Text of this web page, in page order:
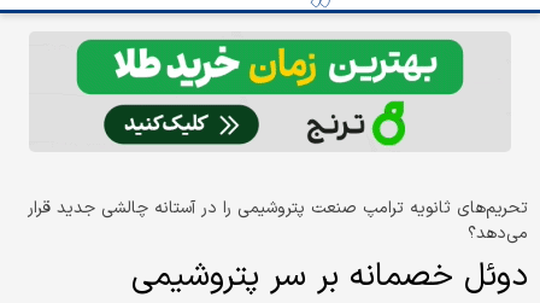
تحریم‌های ثانویه ترامپ صنعت پتروشیمی را در آستانه چالشی جدید قرار
می‌دهد؟
دوئل خصمانه بر سر پتروشیمی